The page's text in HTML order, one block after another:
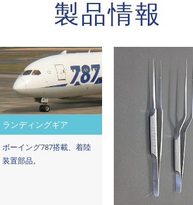
製品情報
ランディングギア
ボーイング787搭載、着陸
装置部品。